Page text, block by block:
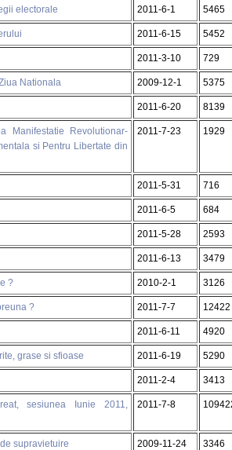
electorale 2011-6-1 5465
2011-6-15 5452
2011-3-10 729
Nationala 2009-12-1 5375
2011-6-20 8139
Manifestatie Revolutionar-
si Pentru Libertate din
2011-7-23 1929
2011-5-31 716
2011-6-5 684
2011-5-28 2593
2011-6-13 3479
? 2010-2-1 3126
? 2011-7-7 12422
2011-6-11 4920
grase si sfioase 2011-6-19 5290
2011-2-4 3413
sesiunea Iunie 2011,
2011-7-8
supravietuire 2009-11-24 3346